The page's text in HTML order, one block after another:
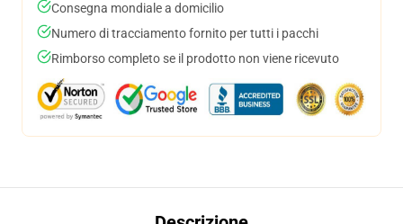
Consegna mondiale a domicilio
Numero di tracciamento fornito per tutti i pacchi
Rimborso completo se il prodotto non viene ricevuto